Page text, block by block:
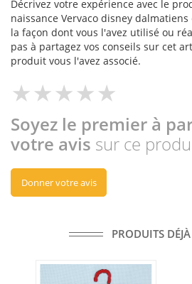
Décrivez votre expérience avec le
naissance Vervaco disney
la façon dont vous l'avez utilisé ou
pas à partagez vos conseils sur cet
produit vous l'avez associé.
Soyez le premier à
votre avis sur ce
Donner votre avis
PRODUITS